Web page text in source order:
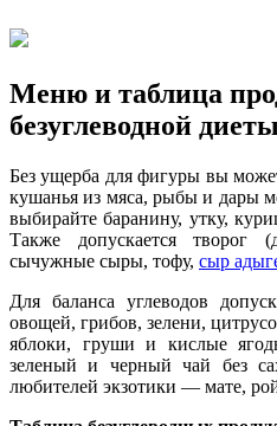
Меню и таблица
безуглеводной диеты
Без ущерба для фигуры вы
кушанья из мяса, рыбы и дары
выбирайте баранину, утку,
Также допускается творог
сычужные сыры, тофу, сыр
Для баланса углеводов
овощей, грибов, зелени,
яблоки, груши и кислые
зеленый и черный чай без
любителей экзотики ― мате,